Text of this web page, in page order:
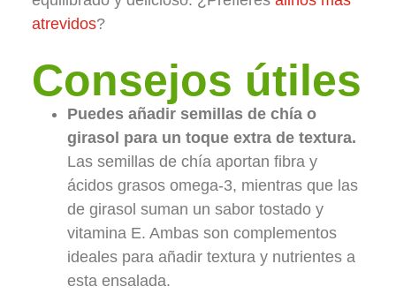
atrevidos?
Consejos útiles
Puedes añadir semillas de chía o
girasol para un toque extra de textura.
Las semillas de chía aportan fibra y
ácidos grasos omega-3, mientras que las
de girasol suman un sabor tostado y
vitamina E. Ambas son complementos
ideales para añadir textura y nutrientes a
esta ensalada.